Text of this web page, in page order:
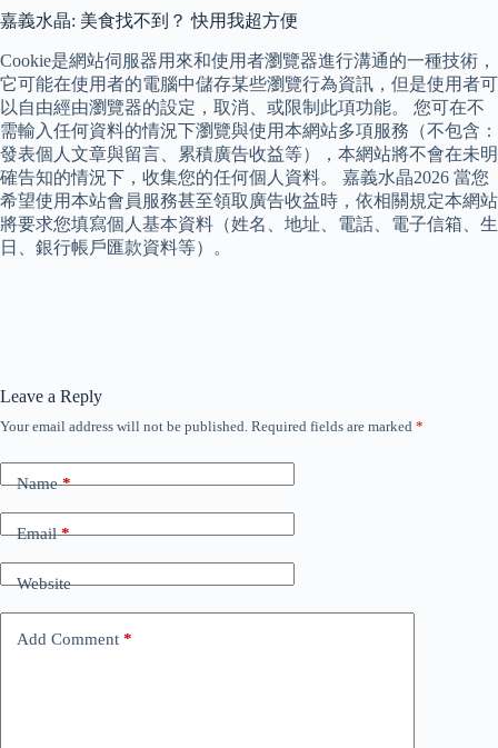
嘉義水晶: 美食找不到？ 快用我超方便
Cookie是網站伺服器用來和使用者瀏覽器進行溝通的一種技術，
它可能在使用者的電腦中儲存某些瀏覽行為資訊，但是使用者可
以自由經由瀏覽器的設定，取消、或限制此項功能。 您可在不
需輸入任何資料的情況下瀏覽與使用本網站多項服務（不包含：
發表個人文章與留言、累積廣告收益等），本網站將不會在未明
確告知的情況下，收集您的任何個人資料。 嘉義水晶2026 當您
希望使用本站會員服務甚至領取廣告收益時，依相關規定本網站
將要求您填寫個人基本資料（姓名、地址、電話、電子信箱、生
日、銀行帳戶匯款資料等）。
Leave a Reply
Your email address will not be published. Required fields are marked *
Name*
Email*
Website
Add Comment *